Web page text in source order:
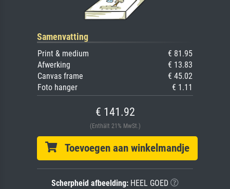
Samenvatting
Print & medium
€ 81.95
Afwerking
€ 13.83
Canvas frame
€ 45.02
Foto hanger
€ 1.11
€ 141.92
(Enthält 21% MwSt.)
Toevoegen aan winkelmandje
Scherpheid afbeelding: HEEL GOED